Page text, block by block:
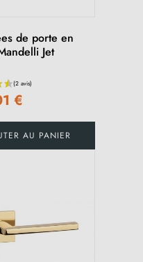
de porte en
Jet
€
AU PANIER